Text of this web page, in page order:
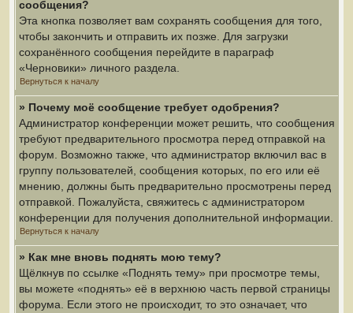
сообщения?
Эта кнопка позволяет вам сохранять сообщения для того,
чтобы закончить и отправить их позже. Для загрузки
сохранённого сообщения перейдите в параграф
«Черновики» личного раздела.
Вернуться к началу
» Почему моё сообщение требует одобрения?
Администратор конференции может решить, что сообщения
требуют предварительного просмотра перед отправкой на
форум. Возможно также, что администратор включил вас в
группу пользователей, сообщения которых, по его или её
мнению, должны быть предварительно просмотрены перед
отправкой. Пожалуйста, свяжитесь с администратором
конференции для получения дополнительной информации.
Вернуться к началу
» Как мне вновь поднять мою тему?
Щёлкнув по ссылке «Поднять тему» при просмотре темы,
вы можете «поднять» её в верхнюю часть первой страницы
форума. Если этого не происходит, то это означает, что